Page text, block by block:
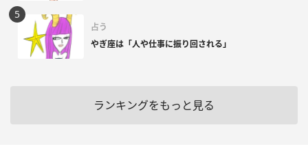
占う
やぎ座は「人や仕事に振り回される」
ランキングをもっと見る